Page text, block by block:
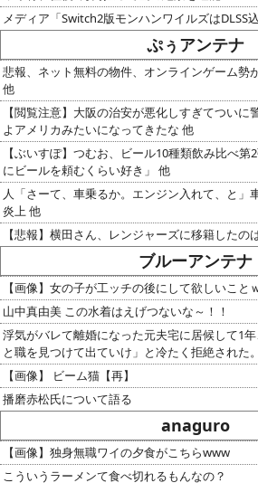
メディア「Switch2版モンハンワイルズはDLSS
ぷぅアンテナ
悲報、ネット無料の物件、オンラインゲーム勢
他
【閲覧注意】大阪の治安が悪化しすぎてつい
よアメリカみたいになってきたな 他
【ぶいすぽ】つむお、ビール10種類飲み比べ
にビールを頼むくらい好き」 他
人「さーて、車乗るか。エンジン入れて、と
炎上 他
【悲報】横田さん、レンジャーズに移籍した
ブルーアンテナ
【画像】女の子が工ッチの後にして欲しいこと
山中真由美 この水着はえげつないな～！！
浮気がバレて離婚になった元夫宅に居候して1
と職を見つけて出ていけ」と冷たく拒絶された。
【画像】 ビーム猫【再】
播磨赤松氏について語る
anaguro
【画像】独身無職ワイの夕食がこちらwww
こういうラーメンて食べ切れるもんなの？